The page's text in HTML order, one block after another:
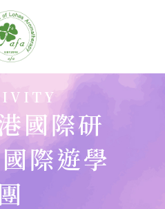
國際研
際遊學
團